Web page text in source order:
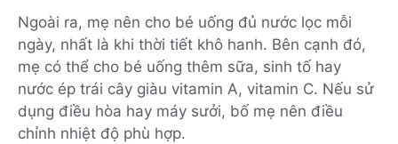
Ngoài ra, mẹ nên cho bé uống đủ nước lọc mỗi
ngày, nhất là khi thời tiết khô hanh. Bên cạnh đó,
mẹ có thể cho bé uống thêm sữa, sinh tố hay
nước ép trái cây giàu vitamin A, vitamin C. Nếu sử
dụng điều hòa hay máy sưởi, bố mẹ nên điều
chỉnh nhiệt độ phù hợp.